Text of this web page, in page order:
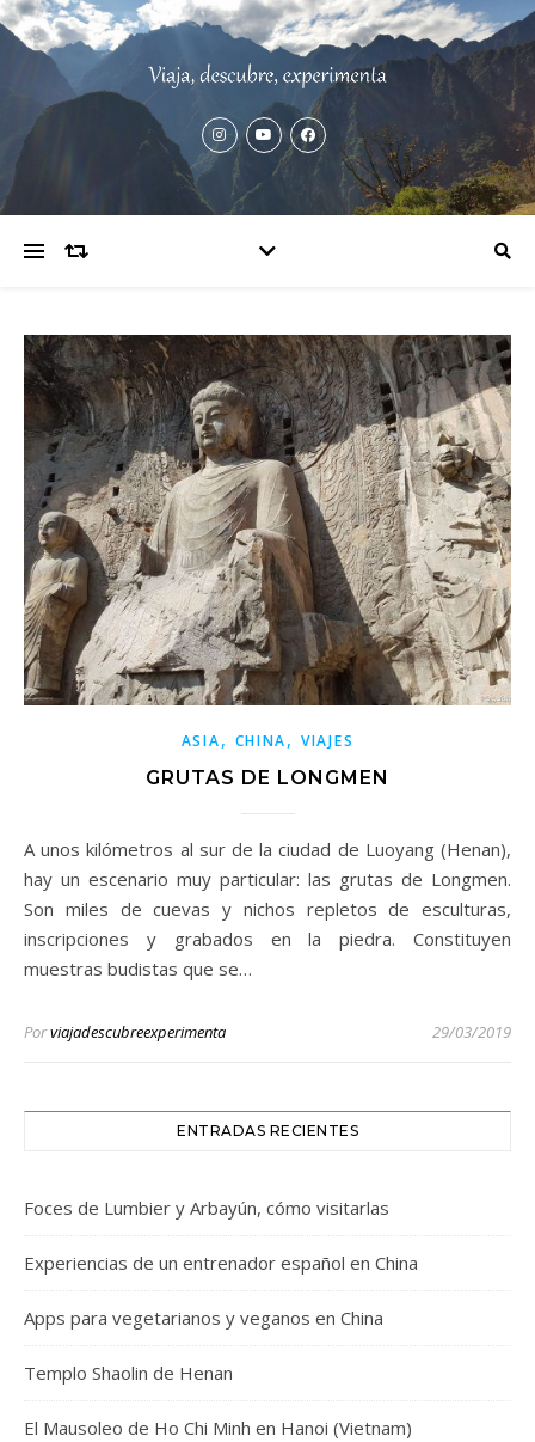
ASIA, CHINA,VIAJES
GRUTAS DE LONGMEN
A unos kilómetros al sur de la ciudad de Luoyang (Henan),
hay un escenario muy particular: las grutas de Longmen.
Son miles de cuevas y nichos repletos de esculturas,
inscripciones y grabados en la piedra. Constituyen
muestras budistas que se…
Porviajadescubreexperimenta 29/03/2019
ENTRADAS RECIENTES
Foces de Lumbier y Arbayún, cómo visitarlas
Experiencias de un entrenador español en China
Apps para vegetarianos y veganos en China
Templo Shaolin de Henan
El Mausoleo de Ho Chi Minh en Hanoi (Vietnam)